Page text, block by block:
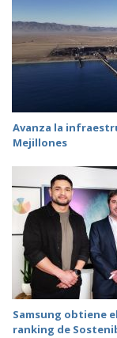
Avanza la
Mejillones
Samsung obtiene
ranking de